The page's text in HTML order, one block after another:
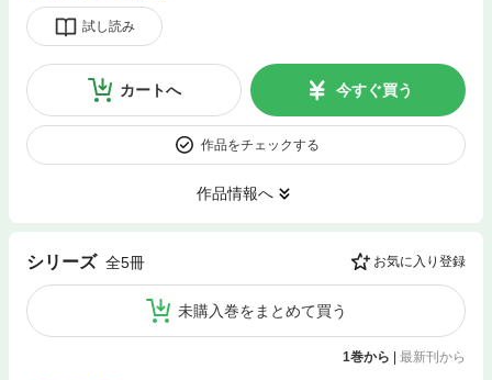
試し読み
カートへ 今すぐ買う
作品をチェックする
作品情報へ
シリーズ 全5冊 お気に入り登録
未購入巻をまとめて買う
1巻から 最新刊から